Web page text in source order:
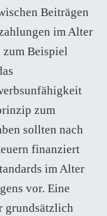
Beiträgen
im Alter
zum Beispiel
zum
sollten nach
finanziert
im Alter
vor. Eine
grundsätzlich